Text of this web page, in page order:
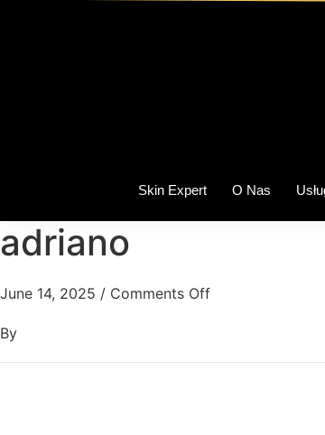
Skin Expert O Nas
adriano
June 14, 2025 / Comments Off
By